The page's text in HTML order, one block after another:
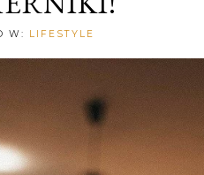
W: LIFESTYLE